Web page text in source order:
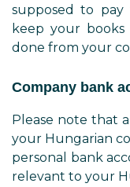
supposed to pay
keep your
done from your
Company bank
Please note that
your Hungarian
personal bank
relevant to your